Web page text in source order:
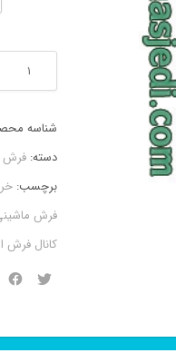
ماشینی
۸
رنگ
مهر
آبی
شناسه
دسته:فرش 700 شانه
برچسب:
فرش
کانال فرش